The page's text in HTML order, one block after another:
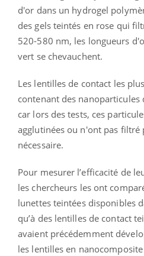
d'or dans un hydrogel
des gels teintés en rose qui
520-580 nm, les longueurs
vert se chevauchent.
Les lentilles de contact les
contenant des nanoparticules
car lors des tests, ces
agglutinées ou n'ont pas filtré
nécessaire.
Pour mesurer l’efficacité de
les chercheurs les ont
lunettes teintées disponibles
qu’à des lentilles de contact
avaient précédemment
les lentilles en